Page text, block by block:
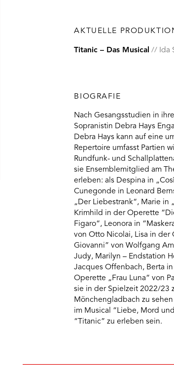
AKTUELLE
Titanic – Das Musical Ida
BIOGRAFIE
Nach Gesangsstudien in
Sopranistin Debra Hays
Debra Hays kann auf eine
Repertoire umfasst Partien
Rundfunk- und
sie Ensemblemitglied am
erleben: als Despina in
Cunegonde in Leonard
„Der Liebestrank“, Marie in
Krimhild in der Operette
Figaro“, Leonora in
von Otto Nicolai, Lisa in der
Giovanni” von Wolfgang
Judy, Marilyn – Endstation
Jacques Offenbach, Berta
Operette „Frau Luna“ von
sie in der Spielzeit 2022/23
Mönchengladbach zu
im Musical “Liebe, Mord
“Titanic” zu erleben sein.